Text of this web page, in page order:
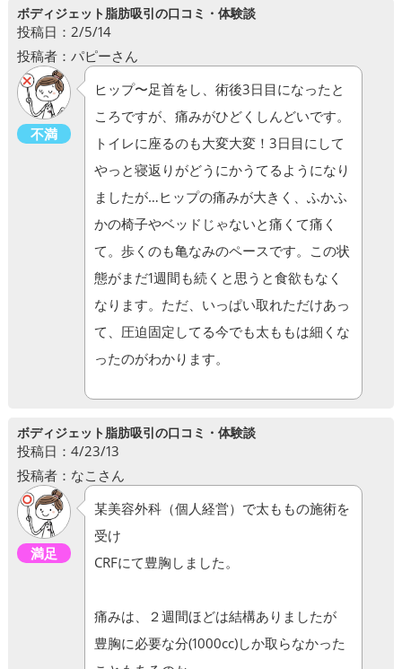
ボディジェット脂肪吸引の口コミ・体験談
投稿日：2/5/14
投稿者：パピーさん
不満
ヒップ〜足首をし、術後3日目になったと
ころですが、痛みがひどくしんどいです。
トイレに座るのも大変大変！3日目にして
やっと寝返りがどうにかうてるようになり
ましたが…ヒップの痛みが大きく、ふかふ
かの椅子やベッドじゃないと痛くて痛く
て。歩くのも亀なみのペースです。この状
態がまだ1週間も続くと思うと食欲もなく
なります。ただ、いっぱい取れただけあっ
て、圧迫固定してる今でも太ももは細くな
ったのがわかります。
ボディジェット脂肪吸引の口コミ・体験談
投稿日：4/23/13
投稿者：なこさん
満足
某美容外科（個人経営）で太ももの施術を
受け
CRFにて豊胸しました。
痛みは、２週間ほどは結構ありましたが
豊胸に必要な分(1000cc)しか取らなかった